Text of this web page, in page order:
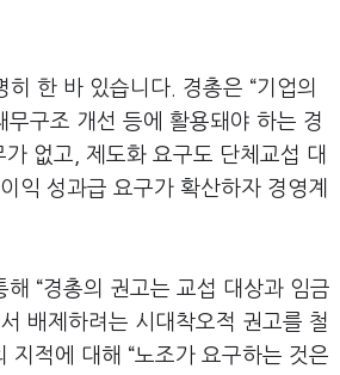
히 한 바 있습니다 경총은 “기업의
무구조 개선 등에 활용돼야 하는 경
가 없고
제도화 요구도 단체교섭 대
익 성과급 요구가 확산하자 경영계
해 “경총의 권고는 교섭 대상과 임금
배제하려는 시대착오적 권고를 철
지적에 대해 “노조가 요구하는 것은